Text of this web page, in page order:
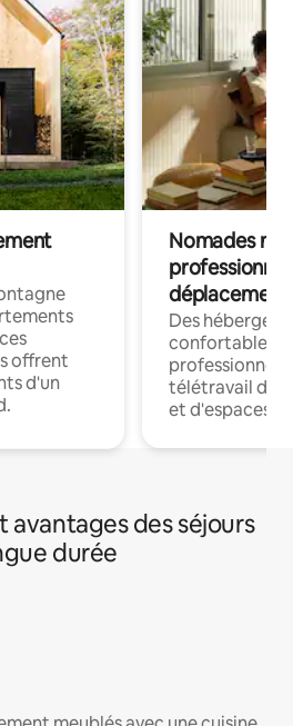
offrent
d'un
Nomades
déplacement
Des
confortables
professionnels
télétravail
et d'espaces
avantages des séjours
durée